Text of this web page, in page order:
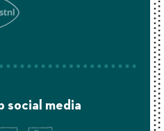
social media